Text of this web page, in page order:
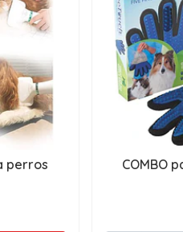
perros
COMBO